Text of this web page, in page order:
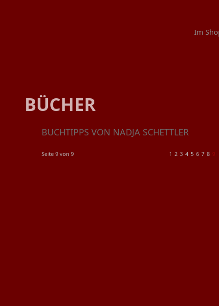
Im
BÜCHER
BUCHTIPPS VON NADJA SCHETTLER
Seite 9 von 9 1 2 3 4 5 6 7 8 9